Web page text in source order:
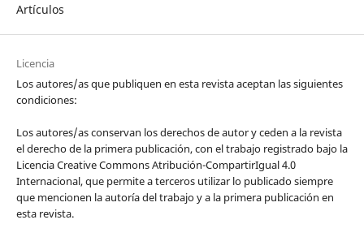
Artículos
Licencia
Los autores/as que publiquen en esta revista aceptan las siguientes
condiciones:
Los autores/as conservan los derechos de autor y ceden a la revista
el derecho de la primera publicación, con el trabajo registrado bajo la
Licencia Creative Commons Atribución-CompartirIgual 4.0
Internacional, que permite a terceros utilizar lo publicado siempre
que mencionen la autoría del trabajo y a la primera publicación en
esta revista.